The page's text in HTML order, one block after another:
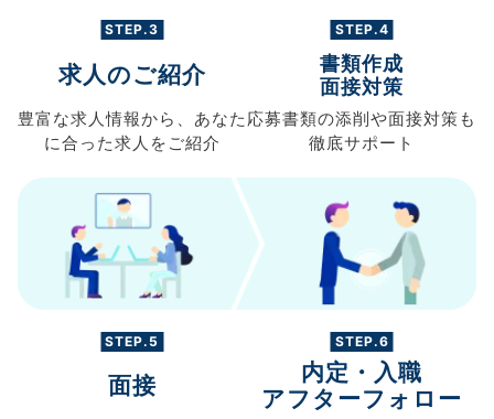
STEP.3
求人のご紹介
豊富な求人情報から、 あなた
に合った求人を ご紹介
STEP.4
書類作成
面接対策
応募書類の添削や面接対策も
徹底サポート
STEP.5
面接
STEP.6
内定・入職
アフターフォロー